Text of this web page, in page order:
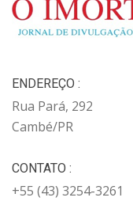
ENDEREÇO :
Rua Pará, 292
Cambé/PR
CONTATO :
+55 (43) 3254-3261